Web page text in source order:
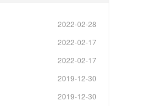
2022-02-28
2022-02-17
2022-02-17
2019-12-30
2019-12-30